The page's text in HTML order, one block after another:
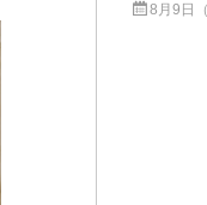
8月9日（